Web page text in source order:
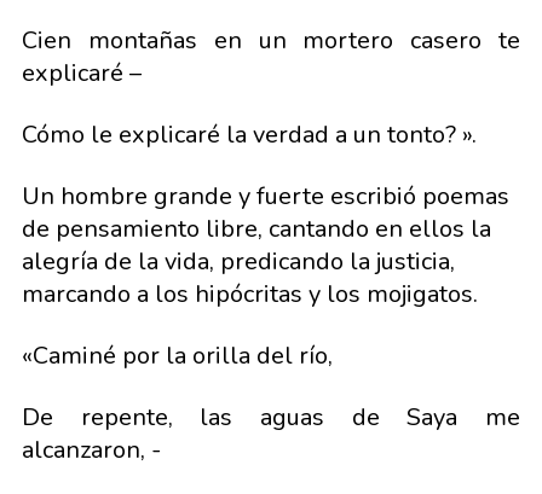
Cien montañas en un mortero casero te
explicaré –
Cómo le explicaré la verdad a un tonto? ».
Un hombre grande y fuerte escribió poemas
de pensamiento libre, cantando en ellos la
alegría de la vida, predicando la justicia,
marcando a los hipócritas y los mojigatos.
«Caminé por la orilla del río,
De repente, las aguas de Saya me
alcanzaron, -